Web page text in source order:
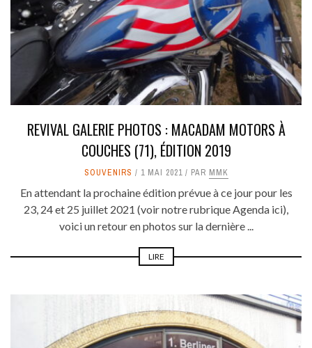
REVIVAL GALERIE PHOTOS : MACADAM MOTORS À
COUCHES (71), ÉDITION 2019
SOUVENIRS 1 MAI 2021 PAR MMK
En attendant la prochaine édition prévue à ce jour pour les
23, 24 et 25 juillet 2021 (voir notre rubrique Agenda ici),
voici un retour en photos sur la dernière ...
LIRE